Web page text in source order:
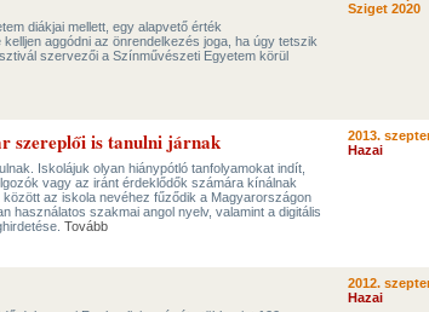
diákjai mellett, egy alapvető érték
aggódni az önrendelkezés joga, ha úgy tetszik
szervezői a Színművészeti Egyetem körül
Sziget 2020
szereplői is tanulni járnak
Iskolájuk olyan hiánypótló tanfolyamokat indít,
vagy az iránt érdeklődők számára kínálnak
az iskola nevéhez fűződik a Magyarországon
használatos szakmai angol nyelv, valamint a digitális
Tovább
2013.
Hazai
2012.
Hazai